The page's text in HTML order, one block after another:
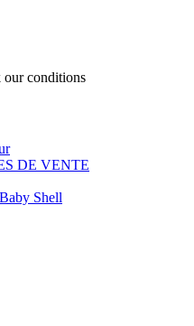
our conditions
DE VENTE
Shell